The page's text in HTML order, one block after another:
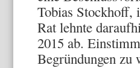
Tobias Stockhoff,
Rat lehnte
2015 ab.
Begründungen zu